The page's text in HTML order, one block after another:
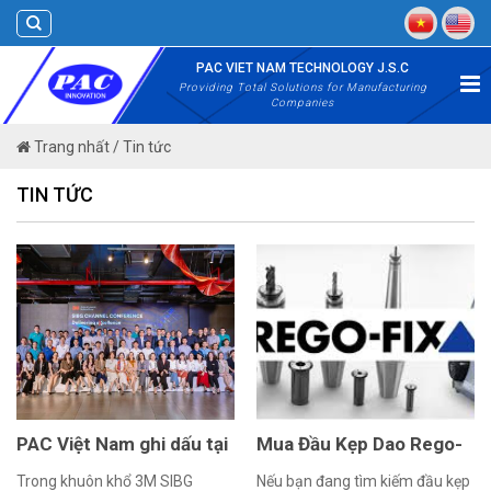
Skip
to
content
PAC VIET NAM TECHNOLOGY J.S.C
Providing Total Solutions for Manufacturing
Companies
Trang nhất/Tin tức
TIN TỨC
PAC Việt Nam ghi dấu tại
3M SIBG Channel
Trong khuôn khổ 3M SIBG
Mua Đầu Kẹp Dao Rego-
Fix ở đâu?
Nếu bạn đang tìm kiếm đầu kẹp